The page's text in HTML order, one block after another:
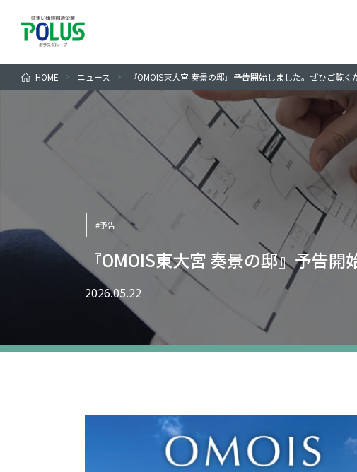
HOME ニュース 『OMOIS東大宮 奏景の邸』予告開始しました。ぜひご覧く
#予告
『OMOIS東大宮 奏景の邸』予告
2026.05.22